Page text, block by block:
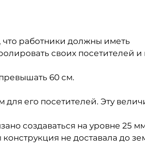
работники должны иметь
своих посетителей и
60 см.
его посетителей. Эту
создаваться на уровне 25
не доставала до